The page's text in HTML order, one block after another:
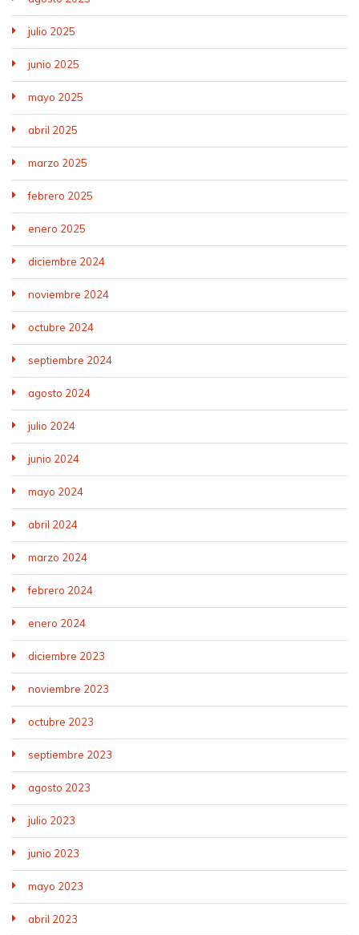
julio 2025
junio 2025
mayo 2025
abril 2025
marzo 2025
febrero 2025
enero 2025
diciembre 2024
noviembre 2024
octubre 2024
septiembre 2024
agosto 2024
julio 2024
junio 2024
mayo 2024
abril 2024
marzo 2024
febrero 2024
enero 2024
diciembre 2023
noviembre 2023
octubre 2023
septiembre 2023
agosto 2023
julio 2023
junio 2023
mayo 2023
abril 2023